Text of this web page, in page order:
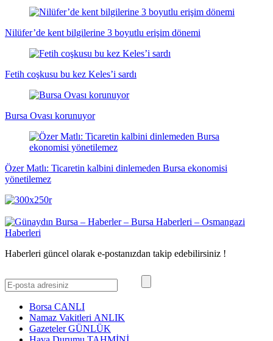
Nilüfer’de kent bilgilerine 3 boyutlu erişim dönemi
Fetih coşkusu bu kez Keles’i sardı
Bursa Ovası korunuyor
Özer Matlı: Ticaretin kalbini dinlemeden Bursa ekonomisi
yönetilemez
Haberleri güncel olarak e-postanızdan takip edebilirsiniz !
Borsa CANLI
Namaz Vakitleri ANLIK
GazetelerGÜNLÜK